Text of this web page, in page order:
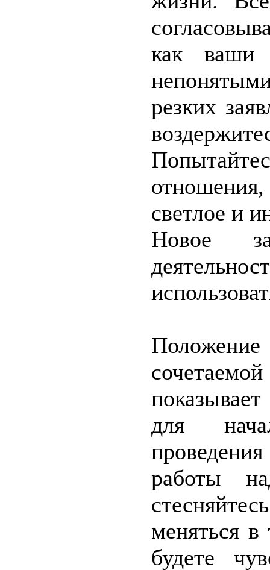
как ваши
резких
светлое и
Новое
для
работы
меняться
будете